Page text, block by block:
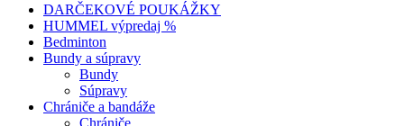
DARČEKOVÉ POUKÁŽKY
HUMMEL výpredaj %
Bedminton
Bundy a súpravy
Bundy
Súpravy
Chrániče a bandáže
Chrániče